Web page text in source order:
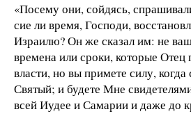
«Посему они, сойдясь,
сие ли время, Господи,
Израилю? Он же сказал им: не
времена или сроки, которые
власти, но вы примете силу,
Святый; и будете Мне
всей Иудее и Самарии и даже до